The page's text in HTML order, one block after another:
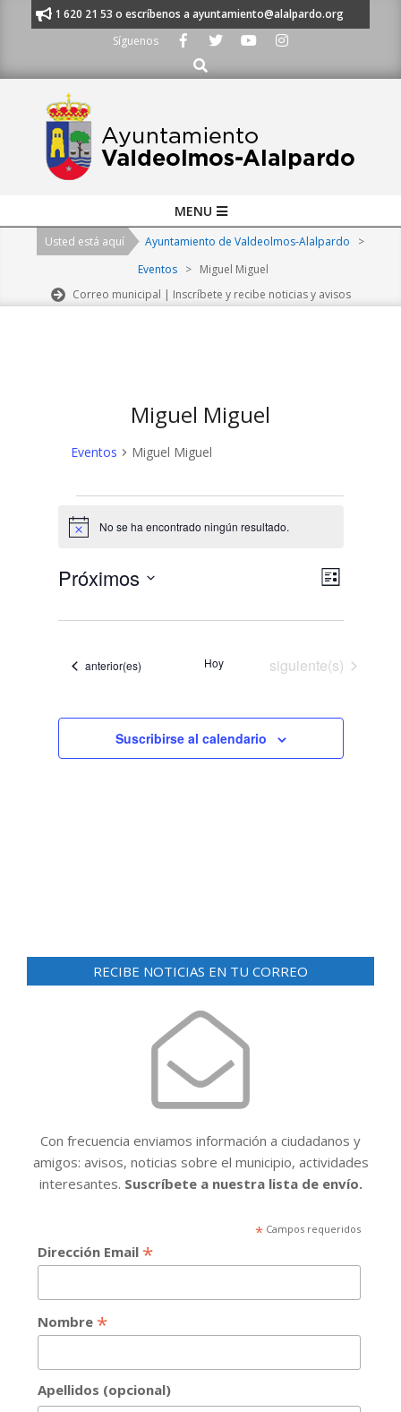
al 91 620 21 53 o escríbenos a ayuntamiento@alalpardo.org
Síguenos
Buscar
Navigation
MENU
Usted está aquí Ayuntamiento de Valdeolmos-Alalpardo
>
Eventos > Miguel Miguel
Correo municipal | Inscríbete y recibe noticias y avisos
Miguel Miguel
Eventos Miguel Miguel
Eventos
Aviso No se ha encontrado ningún resultado.
N
e
c
N
v
g
c
ó
t
o
Lista
Próximos
la
Eventos
anterior(es) Hoy Eventos
siguiente(s)
Suscribirse al calendario
RECIBE NOTICIAS EN TU CORREO
Con frecuencia enviamos información a ciudadanos y
amigos: avisos, noticias sobre el municipio, actividades
interesantes. Suscríbete a nuestra lista de envío.
*Campos requeridos
Dirección Email *
Nombre *
Apellidos (opcional)